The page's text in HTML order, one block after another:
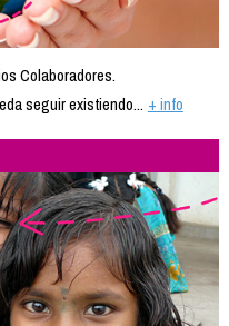
Colaboradores.
seguir existiendo... + info